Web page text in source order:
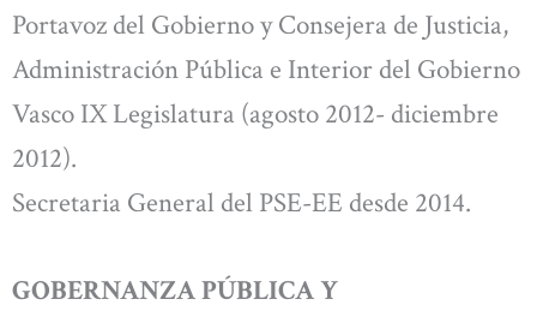
Portavoz del Gobierno y Consejera de Justicia,
Administración Pública e Interior del Gobierno
Vasco IX Legislatura (agosto 2012- diciembre
2012).
Secretaria General del PSE-EE desde 2014.
GOBERNANZA PÚBLICA Y